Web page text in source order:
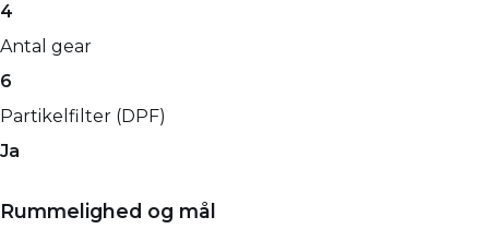
4
Antal gear
6
Partikelfilter (DPF)
Ja
Rummelighed og mål